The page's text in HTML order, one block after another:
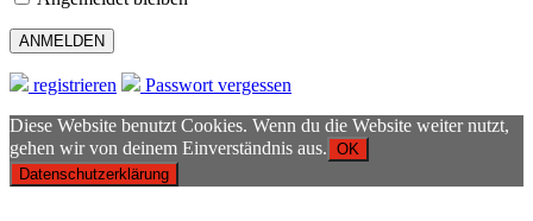
registrieren
Passwort vergessen
Diese Website benutzt Cookies. Wenn du die Website weiter nutzt,
gehen wir von deinem Einverständnis aus. OK
Datenschutzerklärung